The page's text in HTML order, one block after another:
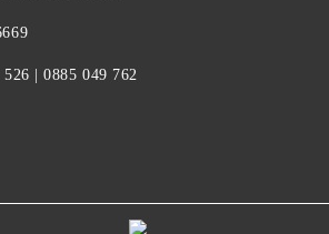
526 | 0885 049 762